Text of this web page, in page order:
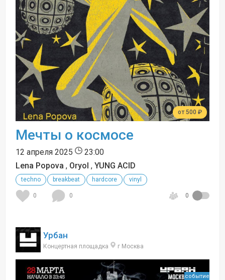
от 500 ₽
Мечты о космосе
12 апреля 2025
23:00
Lena Popova , Oryol , YUNG ACID
techno breakbeat hardcore vinyl
0 0 0
Урбан
Концертная площадка г Москва
событие